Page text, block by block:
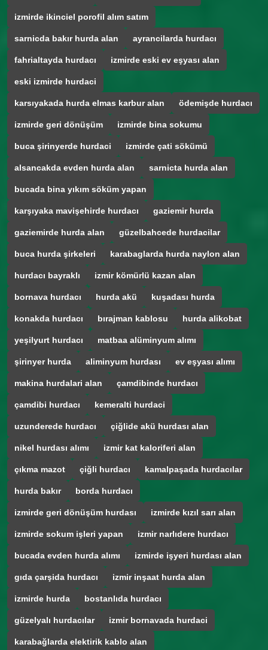
izmirde ikinciel porofil alım satım
sarnicda bakır hurda alan ayrancilarda hurdacı
fahrialtayda hurdacı izmirde eski ev eşyası alan
eski izmirde hurdaci
karsıyakada hurda elmas karbur alan ödemişde hurdacı
izmirde geri dönüşüm izmirde bina sokumu
buca şirinyerde hurdaci izmirde çati sökümü
alsancakda evden hurda alan sarnicta hurda alan
bucada bina yıkım söküm yapan
karşıyaka mavişehirde hurdacı gaziemir hurda
gaziemirde hurda alan güzelbahcede hurdacilar
buca hurda şirkeleri karabaglarda hurda naylon alan
hurdacı bayraklı izmir kömürlü kazan alan
bornava hurdacı hurda akü kuşadası hurda
konakda hurdacı bırajman kablosu hurda alikobat
yeşilyurt hurdacı matbaa alüminyum alımı
şirinyer hurda aliminyum hurdası ev eşyası alımı
makina hurdalari alan çamdibinde hurdacı
çamdibi hurdacı kemeralti hurdaci
uzunderede hurdacı çiğlide akü hurdası alan
nikel hurdası alımı izmir kat kaloriferi alan
çıkma mazot çiğli hurdacı kamalpaşada hurdacılar
hurda bakır borda hurdacı
izmirde geri dönüşüm hurdası izmirde kızıl sarı alan
izmirde sokum işleri yapan izmir narlıdere hurdacı
bucada evden hurda alımı izmirde işyeri hurdası alan
gıda çarşida hurdacı izmir inşaat hurda alan
izmirde hurda bostanlıda hurdacı
güzelyalı hurdacılar izmir bornavada hurdaci
karabağlarda elektirik kablo alan